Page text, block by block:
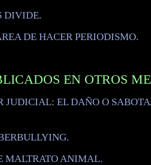
DIVIDE.
DE HACER PERIODISMO.
EN OTROS
JUDICIAL: EL DAÑO O
MALTRATO ANIMAL.